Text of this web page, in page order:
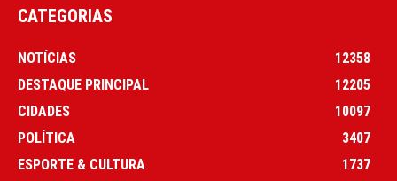
CATEGORIAS
NOTÍCIAS
12358
DESTAQUE PRINCIPAL
12205
CIDADES
10097
POLÍTICA
3407
ESPORTE & CULTURA
1737